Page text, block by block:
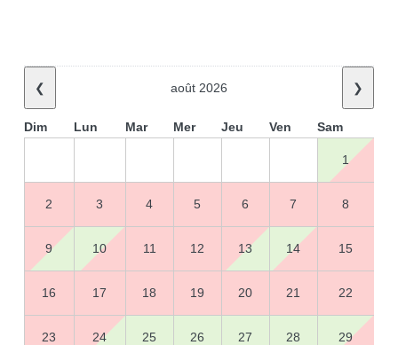
❮ août 2026 ❯
Dim Lun Mar Mer Jeu Ven Sam
1
2 3 4 5 6 7 8
9 10 11 12 13 14 15
16 17 18 19 20 21 22
23 24 25 26 27 28 29